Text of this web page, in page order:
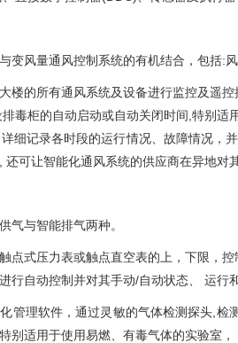
通风控制系统的有机结合，包括:风速传感
有通风系统及设备进行监控及遥控操作,可以
毒柜的自动启动或自动关闭时间,特别适
细记录各时段的运行情况、故障情况
可让智能化通风系统的供应商在异地对其进
智能排气两种。
压力表或触点直空表的上，下限，控
自动控制并对其手动/自动状态、 运行和
软件，通过灵敏的气体检测探头,
别适用于使用易燃、有毒气体的实验室